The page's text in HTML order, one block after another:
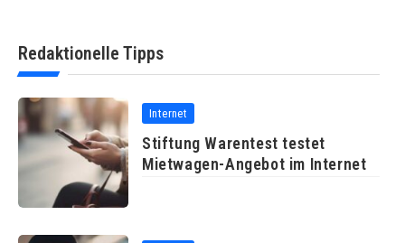
Redaktionelle Tipps
Internet
Stiftung Warentest testet
Mietwagen-Angebot im Internet